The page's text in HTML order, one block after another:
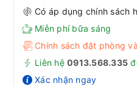
Có áp dụng chính sách
Miễn phí bữa sáng
Chính sách đặt phòng
Liên hệ 0913.568.335
Xác nhận ngay